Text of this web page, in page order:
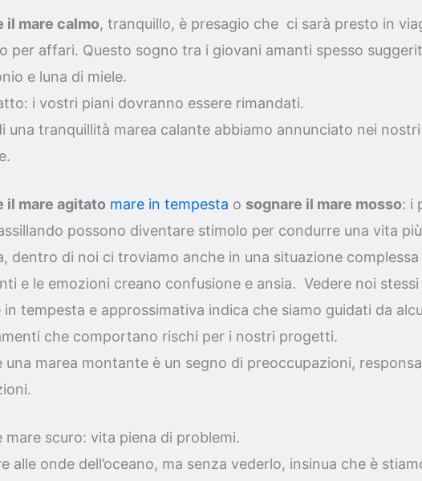
il mare calmo, tranquillo, è presagio che ci sarà presto in
per affari. Questo sogno tra i giovani amanti spesso
e luna di miele.
i vostri piani dovranno essere rimandati.
una tranquillità marea calante abbiamo annunciato nei
il mare agitato mare in tempesta o sognare il mare mosso: i
possono diventare stimolo per condurre una vita
dentro di noi ci troviamo anche in una situazione complessa
e le emozioni creano confusione e ansia. Vedere noi stessi
in tempesta e approssimativa indica che siamo guidati da
che comportano rischi per i nostri progetti.
una marea montante è un segno di preoccupazioni,
mare scuro: vita piena di problemi.
alle onde dell’oceano, ma senza vederlo, insinua che è